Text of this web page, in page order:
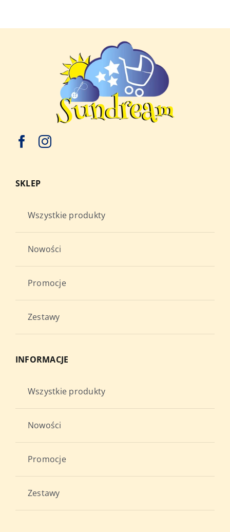
SKLEP
Wszystkie produkty
Nowości
Promocje
Zestawy
INFORMACJE
Wszystkie produkty
Nowości
Promocje
Zestawy